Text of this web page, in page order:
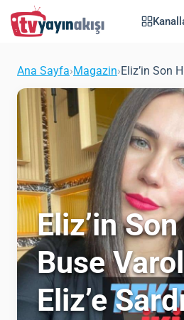
Ana Sayfa›Magazin›Eliz’in Son
Eliz’in
Buse
Eliz’e